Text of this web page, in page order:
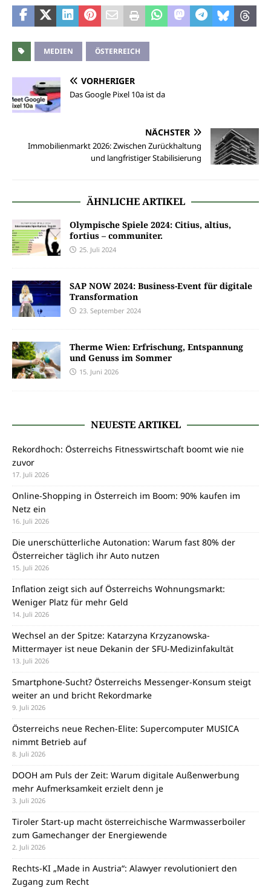
MEDIEN ÖSTERREICH
VORHERIGER
Das Google Pixel 10a ist da
NÄCHSTER
Immobilienmarkt 2026: Zwischen Zurückhaltung
und langfristiger Stabilisierung
ÄHNLICHE ARTIKEL
Olympische Spiele 2024: Citius, altius,
fortius – communiter.
25. Juli 2024
SAP NOW 2024: Business-Event für digitale
Transformation
23. September 2024
Therme Wien: Erfrischung, Entspannung
und Genuss im Sommer
15. Juni 2026
NEUESTE ARTIKEL
Rekordhoch: Österreichs Fitnesswirtschaft boomt wie nie
zuvor
17. Juli 2026
Online-Shopping in Österreich im Boom: 90% kaufen im
Netz ein
16. Juli 2026
Die unerschütterliche Autonation: Warum fast 80% der
Österreicher täglich ihr Auto nutzen
15. Juli 2026
Inflation zeigt sich auf Österreichs Wohnungsmarkt:
Weniger Platz für mehr Geld
14. Juli 2026
Wechsel an der Spitze: Katarzyna Krzyzanowska-
Mittermayer ist neue Dekanin der SFU-Medizinfakultät
13. Juli 2026
Smartphone-Sucht? Österreichs Messenger-Konsum steigt
weiter an und bricht Rekordmarke
9. Juli 2026
Österreichs neue Rechen-Elite: Supercomputer MUSICA
nimmt Betrieb auf
8. Juli 2026
DOOH am Puls der Zeit: Warum digitale Außenwerbung
mehr Aufmerksamkeit erzielt denn je
3. Juli 2026
Tiroler Start-up macht österreichische Warmwasserboiler
zum Gamechanger der Energiewende
2. Juli 2026
Rechts-KI „Made in Austria“: Alawyer revolutioniert den
Zugang zum Recht